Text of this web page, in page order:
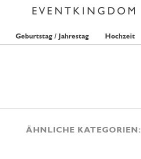
Geburtstag / Jahrestag Hochzeit
ÄHNLICHE KATEGORIEN: